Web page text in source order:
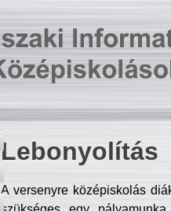
Lebonyolítás
A versenyre középiskolás